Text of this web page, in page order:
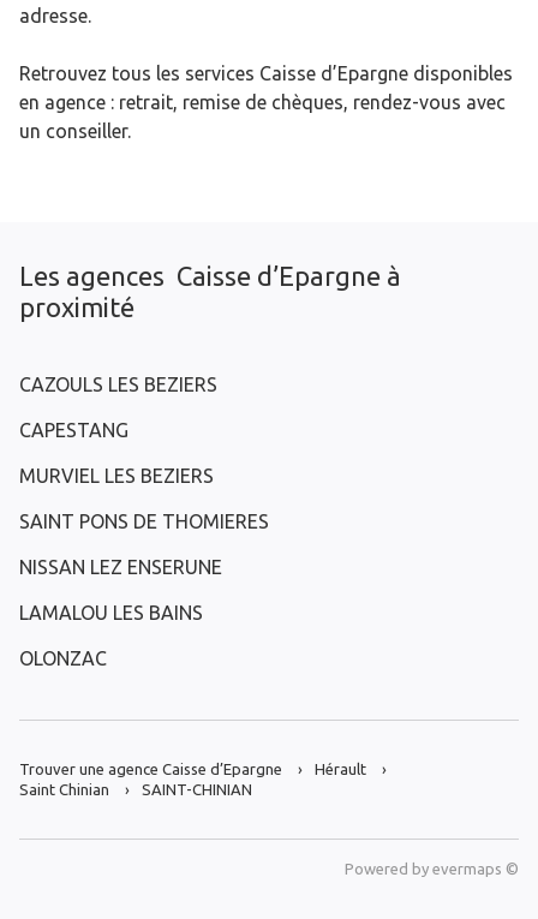
adresse.
Retrouvez tous les services Caisse d’Epargne disponibles
en agence : retrait, remise de chèques, rendez-vous avec
un conseiller.
Les agences Caisse d’Epargne à
proximité
CAZOULS LES BEZIERS
CAPESTANG
MURVIEL LES BEZIERS
SAINT PONS DE THOMIERES
NISSAN LEZ ENSERUNE
LAMALOU LES BAINS
OLONZAC
Trouver une agence Caisse d’Epargne
Hérault
Saint Chinian
SAINT-CHINIAN
Powered by evermaps ©